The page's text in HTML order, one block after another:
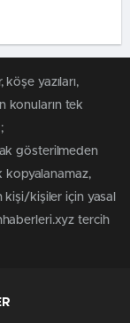
yazıları,
konuların tek
gösterilmeden
kopyalanamaz,
kişi/kişiler için yasal
tercih